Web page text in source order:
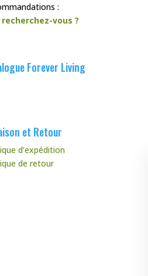
:
recherchez-vous ?
Forever Living
et Retour
d’expédition
de retour